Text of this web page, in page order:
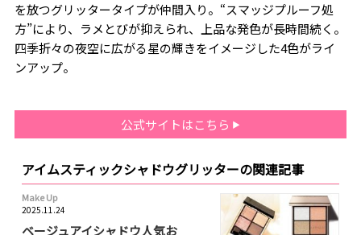
を放つグリッタータイプが仲間入り。“スマッジプルーフ処
方”により、ラメとびが抑えられ、上品な発色が長時間続く。
四季折々の夜空に広がる星の輝きをイメージした4色がライ
ンアップ。
公式サイトはこちら
アイムスティックシャドウグリッターの関連記事
Make Up
2025.11.24
ベージュアイシャドウ人気お